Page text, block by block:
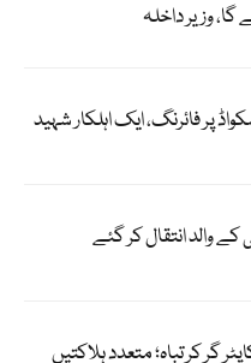
گا، وزیر داخلہ
پر فائرنگ، ایک اہلکار شہید
والد انتقال کر گئے